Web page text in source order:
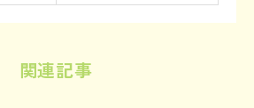
関連記事